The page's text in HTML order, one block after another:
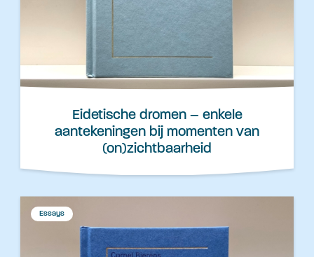
Eidetische dromen – enkele
aantekeningen bij momenten van
(on)zichtbaarheid
Essays